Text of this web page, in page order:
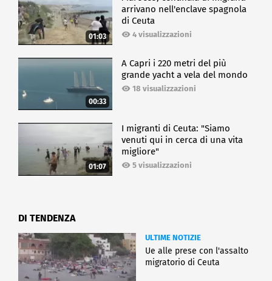
01:03
arrivano nell'enclave spagnola
di Ceuta
4 visualizzazioni
00:33
A Capri i 220 metri del più
grande yacht a vela del mondo
18 visualizzazioni
01:07
I migranti di Ceuta: "Siamo
venuti qui in cerca di una vita
migliore"
5 visualizzazioni
DI TENDENZA
ULTIME NOTIZIE
Ue alle prese con l'assalto
migratorio di Ceuta